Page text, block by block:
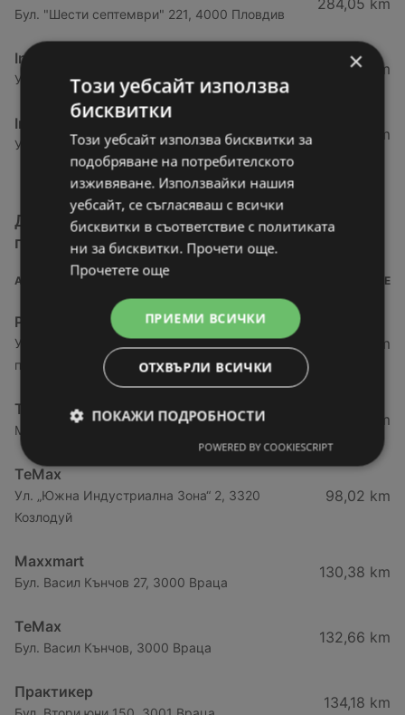
Бул. "Шести септември" 221, 4000 Пловдив
284,05 km
InHouse
Ул. "Илинденско въстание" 11, 8800 Сливен
342,23 km
InHouse
Ул.Граф Игнатиев 145, 8602 Ямбол
366,85 km
Други магазини от категория За дома и
градината
АДРЕС РАЗСТОЯНИЕ
PRAKTIS
Ул. Цар Александър 2 - 120, южна
промишлена зона, 3700 Видин
29,41 km
TeMax
Местност Лъката, 3400 Монтана
97,51 km
TeMax
Ул. „Южна Индустриална Зона“ 2, 3320
Козлодуй
98,02 km
Maxxmart
Бул. Васил Кънчов 27, 3000 Враца
130,38 km
TeMax
Бул. Васил Кънчов, 3000 Враца
132,66 km
Практикер
134,18 km
×
Този уебсайт използва
бисквитки
Този уебсайт използва бисквитки за
подобряване на потребителското
изживяване. Използвайки нашия
уебсайт, се съгласяваш с всички
бисквитки в съответствие с политиката
ни за бисквитки. Прочети още.
Прочетете още
ПРИЕМИ ВСИЧКИ
ОТХВЪРЛИ ВСИЧКИ
ПОКАЖИ ПОДРОБНОСТИ
POWERED BY COOKIESCRIPT